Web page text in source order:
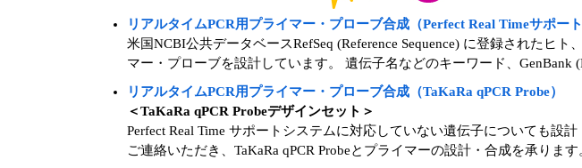
リアルタイムPCR用プライマー・プローブ合成（Perfect Real Timeサポー
米国NCBI公共データベースRefSeq (Reference Sequence) に登録されたヒ
マー・プローブを設計しています。 遺伝子名などのキーワード、GenBank
リアルタイムPCR用プライマー・プローブ合成（TaKaRa qPCR Probe）
＜TaKaRa qPCR Probeデザインセット＞
Perfect Real Time サポートシステムに対応していない遺伝子についても設
ご連絡いただき、TaKaRa qPCR Probeとプライマーの設計・合成を承りま